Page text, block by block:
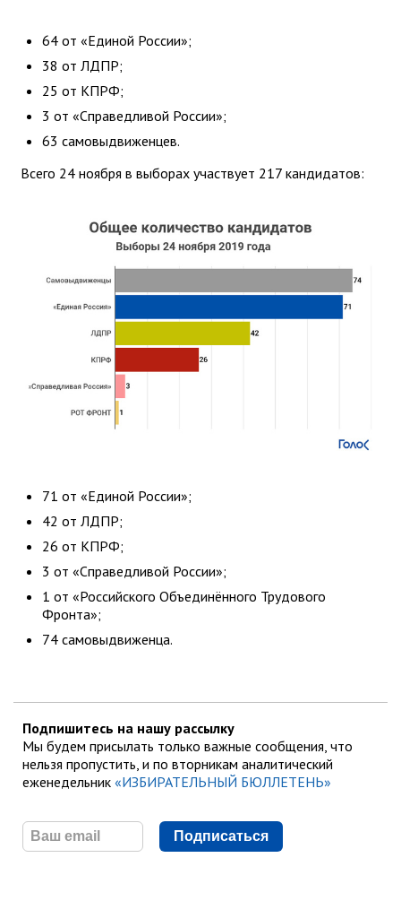
64 от «Единой России»;
38 от ЛДПР;
25 от КПРФ;
3 от «Справедливой России»;
63 самовыдвиженцев.
Всего 24 ноября в выборах участвует 217 кандидатов:
71 от «Единой России»;
42 от ЛДПР;
26 от КПРФ;
3 от «Справедливой России»;
1 от «Российского Объединённого Трудового
Фронта»;
74 самовыдвиженца.
Подпишитесь на нашу рассылку
Мы будем присылать только важные сообщения, что
нельзя пропустить, и по вторникам аналитический
еженедельник «ИЗБИРАТЕЛЬНЫЙ БЮЛЛЕТЕНЬ»
Подписаться